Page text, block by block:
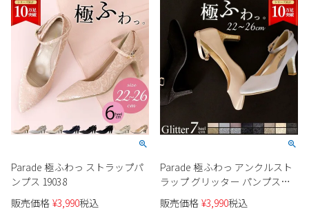
Parade 極ふわっ ストラップパ
ンプス 19038
販売価格 ¥3,990税込
Parade 極ふわっ アンクルスト
ラップ グリッター パンプス
18160
販売価格 ¥3,990税込